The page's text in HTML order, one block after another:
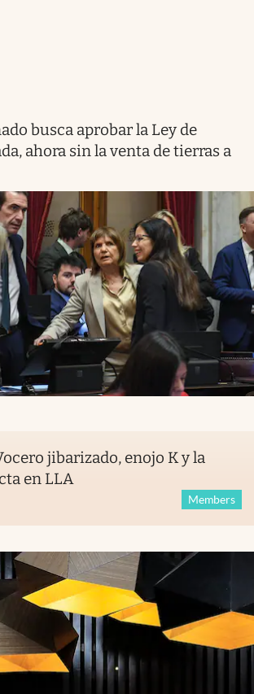
busca aprobar la Ley de
ahora sin la venta de tierras a
jibarizado, enojo K y la
en LLA
Members